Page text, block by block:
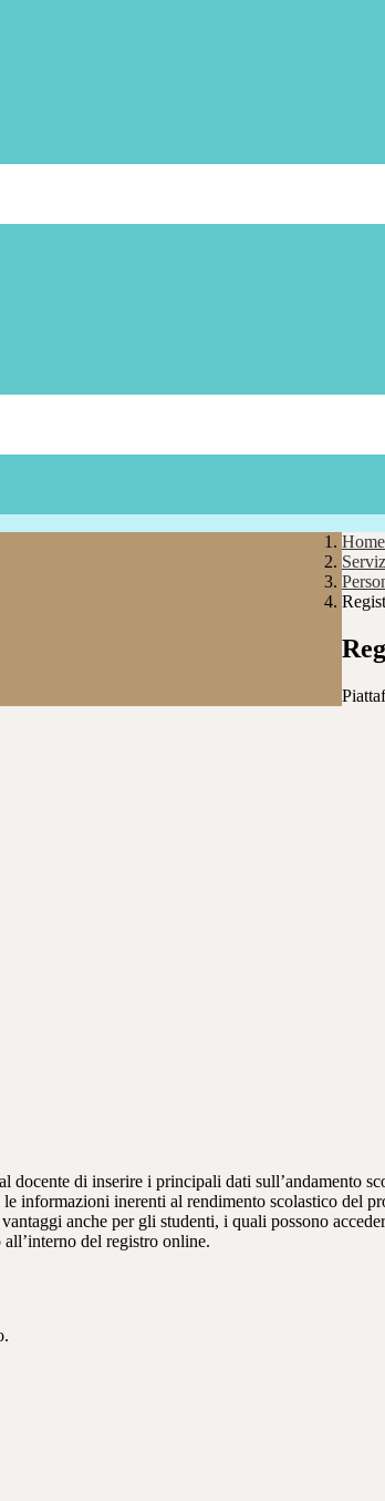
Home
docente di inserire i principali dati
informazioni inerenti al rendimento scolastico del
anche per gli studenti, i quali possono
del registro online.